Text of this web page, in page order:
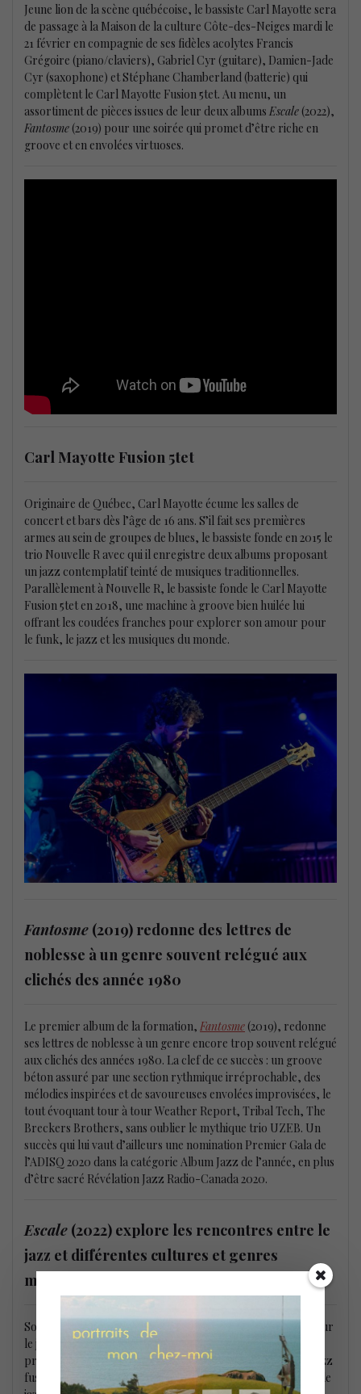
Jeune lion de la scène québécoise, le bassiste Carl Mayotte sera
de passage à la Maison de la culture Côte-des-Neiges mardi le
21 février en compagnie de ses fidèles acolytes Francis
Grégoire (piano/claviers), Gabriel Cyr (guitare), Damien-Jade
Cyr (saxophone) et Stéphane Chamberland (batterie) qui
complètent le Carl Mayotte Fusion 5tet. Au menu, un
assortiment de pièces issues de leur deux albums Escale (2022),
Fantosme (2019) pour une soirée qui promet d’être riche en
groove et en envolées virtuoses.
Carl Mayotte Fusion 5tet
Originaire de Québec, Carl Mayotte écume les salles de
concert et bars dès l’âge de 16 ans. S’il fait ses premières
armes au sein de groupes de blues, le bassiste fonde en 2015 le
trio Nouvelle R avec qui il enregistre deux albums proposant
un jazz contemplatif teinté de musiques traditionnelles.
Parallèlement à Nouvelle R, le bassiste fonde le Carl Mayotte
Fusion 5tet en 2018, une machine à groove bien huilée lui
offrant les coudées franches pour explorer son amour pour
le funk, le jazz et les musiques du monde.
Fantosme (2019) redonne des lettres de
noblesse à un genre souvent relégué aux
clichés des année 1980
Le premier album de la formation, Fantosme (2019), redonne
ses lettres de noblesse à un genre encore trop souvent relégué
aux clichés des années 1980. La clef de ce succès : un groove
béton assuré par une section rythmique irréprochable, des
mélodies inspirées et de savoureuses envolées improvisées, le
tout évoquant tour à tour Weather Report, Tribal Tech, The
Breckers Brothers, sans oublier le mythique trio UZEB. Un
succès qui lui vaut d’ailleurs une nomination Premier Gala de
l’ADISQ 2020 dans la catégorie Album Jazz de l’année, en plus
d’être sacré Révélation Jazz Radio-Canada 2020.
Escale (2022) explore les rencontres entre le
jazz et différentes cultures et genres
musicaux
Son dernier-né,Esclale
(2022), marque un nouveau jalon pour
le jeune bassiste qui entre dans le groupe sélect de la
prestigieuse étiquette Analekta. Délaissant quelque peu le jazz
fusion, Carl Mayotte explore cette fois les rencontres entre le